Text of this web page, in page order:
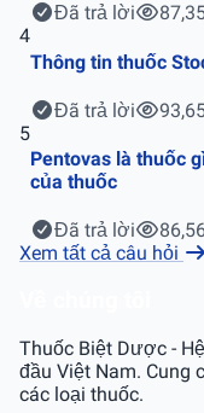
Đã trả lời
4
Thông tin thuốc
Đã trả lời
5
Pentovas là thuốc
của thuốc
Đã trả lời
Xem tất cả câu hỏi
Thuốc Biệt Dược -
đầu Việt Nam. Cung
các loại thuốc.